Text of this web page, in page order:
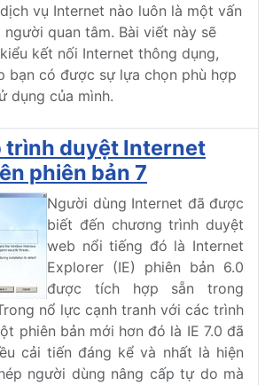
vụ Internet nào luôn là một vấn
quan tâm. Bài viết này sẽ
kết nối Internet thông dụng,
bạn có được sự lựa chọn phù hợp
dụng của mình.
trình duyệt Internet
phiên bản 7
Người dùng Internet đã được
biết đến chương trình duyệt
web nổi tiếng đó là Internet
Explorer (IE) phiên bản 6.0
được tích hợp sẵn trong
nổ lực cạnh tranh với các trình
phiên bản mới hơn đó là IE 7.0 đã
cải tiến đáng kể và nhất là hiện
người dùng nâng cấp tự do mà